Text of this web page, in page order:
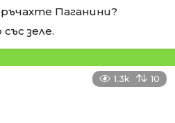
Паганини?
зеле.
1.3k 10